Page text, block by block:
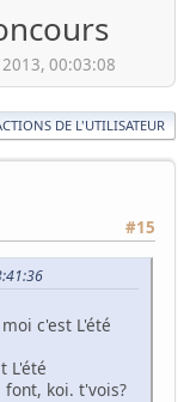
00:03:08
DE L'UTILISATEUR
#15
c'est L'été
L'été
koi. t'vois?